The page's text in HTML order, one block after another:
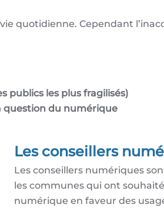
quotidienne. Cependant
publics les plus fragilisés)
question du numérique
Les conseillers
Les conseillers numériques
les communes qui ont
numérique en faveur des